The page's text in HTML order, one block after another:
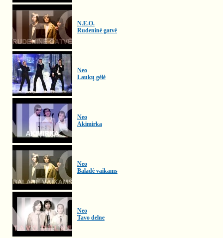
N.E.O.
Rudeninė gatvė
Neo
Laukų gėlė
Neo
Akimirka
Neo
Baladė vaikams
Neo
Tavo delne